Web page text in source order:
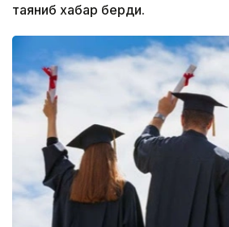
таяниб хабар берди.